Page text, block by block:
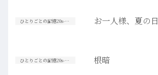
ひとりごとの記憶20s-30s お一人様、夏の日
ひとりごとの記憶20s-30s 根暗